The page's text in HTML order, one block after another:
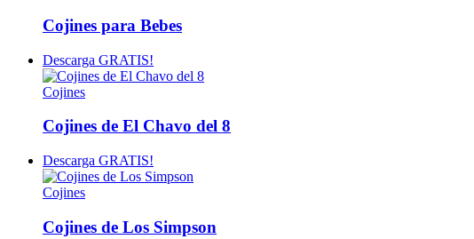
Cojines para Bebes
Descarga GRATIS!
Cojines
Cojines de El Chavo del 8
Descarga GRATIS!
Cojines
Cojines de Los Simpson